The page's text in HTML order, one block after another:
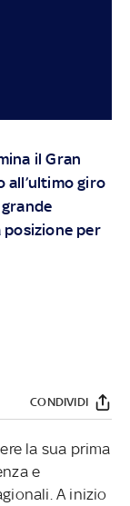
il Gran
all’ultimo giro
posizione per
CONDIVIDI
la sua prima
e
A inizio